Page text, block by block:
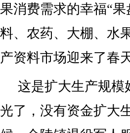
果消费需求的幸福“
料、农药、大棚、水
产资料市场迎来了春天
这是扩大生产规模
光了，没有资金扩大